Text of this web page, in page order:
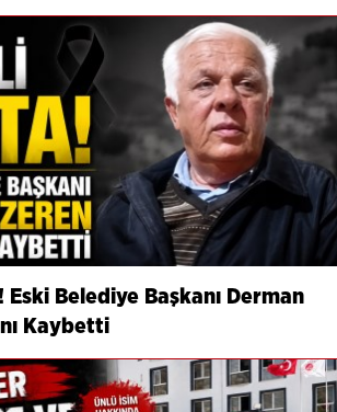
Eski Belediye Başkanı Derman
Kaybetti